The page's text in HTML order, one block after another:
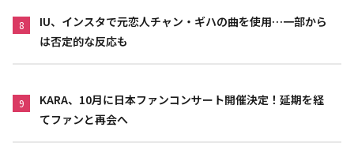
8
IU、インスタで元恋人チャン・ギハの曲を使用…一部から
は否定的な反応も
9
KARA、10月に日本ファンコンサート開催決定！延期を経
てファンと再会へ